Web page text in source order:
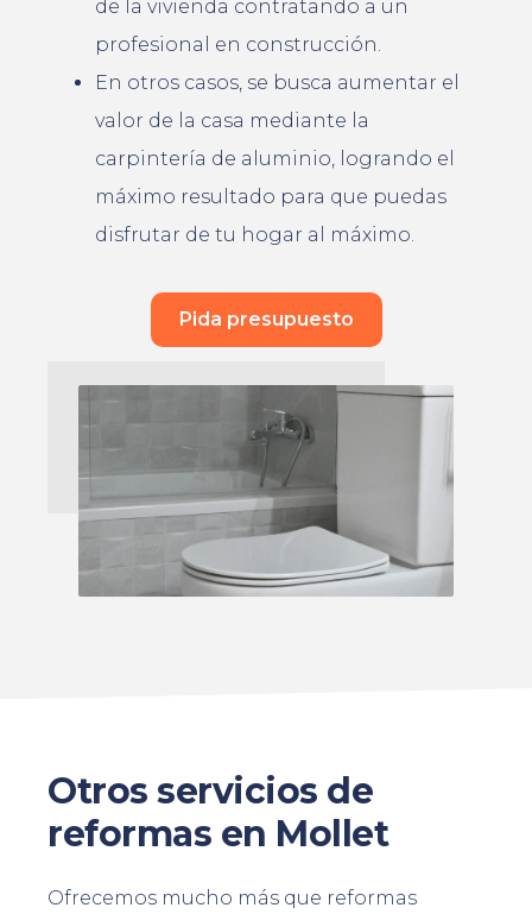
de la vivienda contratando a un
profesional en construcción.
En otros casos, se busca aumentar el
valor de la casa mediante la
carpintería de aluminio, logrando el
máximo resultado para que puedas
disfrutar de tu hogar al máximo.
Pida presupuesto
Otros servicios de
reformas en Mollet
Ofrecemos mucho más que reformas